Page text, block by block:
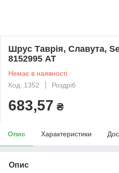
Шрус Таврія, Славута,
8152995 AT
Немає в наявності
Код: 1352
Роздріб
683,57 ₴
Опис Характеристики
Опис